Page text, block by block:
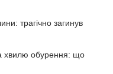
трагічно загинув
хвилю обурення: що